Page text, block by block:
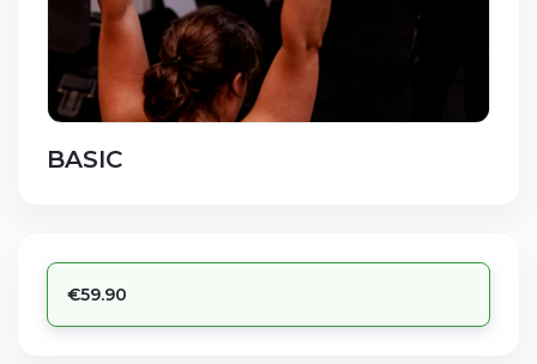
BASIC
€59.90